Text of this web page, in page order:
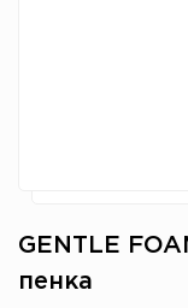
GENTLE
пенка